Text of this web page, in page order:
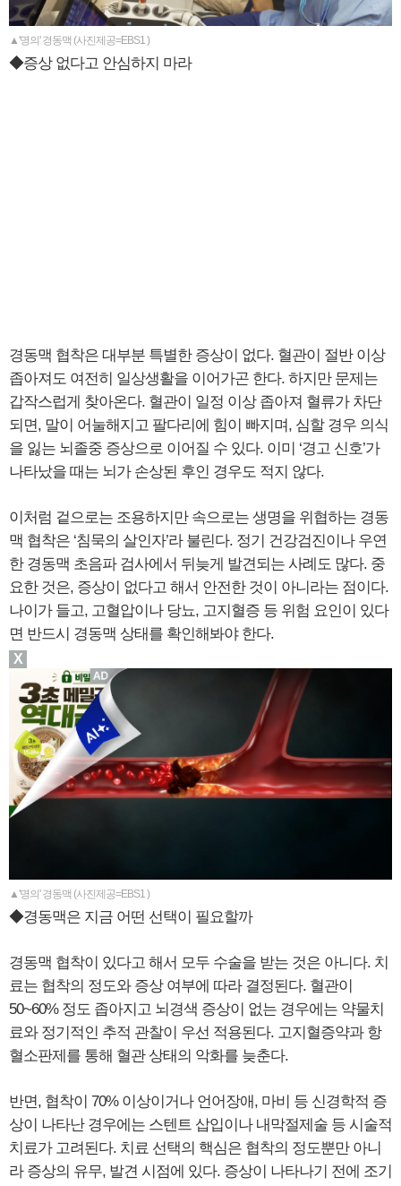
▲'명의' 경동맥 (사진제공=EBS1 )
◆증상 없다고 안심하지 마라
경동맥 협착은 대부분 특별한 증상이 없다. 혈관이 절반 이상
좁아져도 여전히 일상생활을 이어가곤 한다. 하지만 문제는
갑작스럽게 찾아온다. 혈관이 일정 이상 좁아져 혈류가 차단
되면, 말이 어눌해지고 팔다리에 힘이 빠지며, 심할 경우 의식
을 잃는 뇌졸중 증상으로 이어질 수 있다. 이미 ‘경고 신호’가
나타났을 때는 뇌가 손상된 후인 경우도 적지 않다.
이처럼 겉으로는 조용하지만 속으로는 생명을 위협하는 경동
맥 협착은 ‘침묵의 살인자’라 불린다. 정기 건강검진이나 우연
한 경동맥 초음파 검사에서 뒤늦게 발견되는 사례도 많다. 중
요한 것은, 증상이 없다고 해서 안전한 것이 아니라는 점이다.
나이가 들고, 고혈압이나 당뇨, 고지혈증 등 위험 요인이 있다
면 반드시 경동맥 상태를 확인해봐야 한다.
▲'명의' 경동맥 (사진제공=EBS1 )
◆경동맥은 지금 어떤 선택이 필요할까
경동맥 협착이 있다고 해서 모두 수술을 받는 것은 아니다. 치
료는 협착의 정도와 증상 여부에 따라 결정된다. 혈관이
50~60% 정도 좁아지고 뇌경색 증상이 없는 경우에는 약물치
료와 정기적인 추적 관찰이 우선 적용된다. 고지혈증약과 항
혈소판제를 통해 혈관 상태의 악화를 늦춘다.
반면, 협착이 70% 이상이거나 언어장애, 마비 등 신경학적 증
상이 나타난 경우에는 스텐트 삽입이나 내막절제술 등 시술적
치료가 고려된다. 치료 선택의 핵심은 협착의 정도뿐만 아니
라 증상의 유무, 발견 시점에 있다. 증상이 나타나기 전에 조기
X